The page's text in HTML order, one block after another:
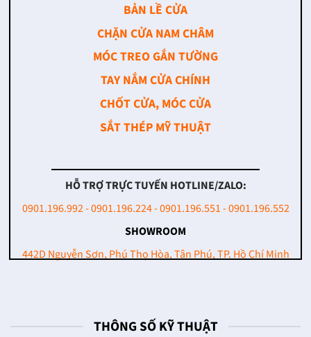
BẢN LỀ CỬA
CHẶN CỬA NAM CHÂM
MÓC TREO GẮN TƯỜNG
TAY NẮM CỬA CHÍNH
CHỐT CỬA, MÓC CỬA
SẮT THÉP MỸ THUẬT
HỖ TRỢ TRỰC TUYẾN HOTLINE/ZALO:
0901.196.992 - 0901.196.224 - 0901.196.551 - 0901.196.552
SHOWROOM
442D Nguyễn Sơn, Phú Thọ Hòa, Tân Phú, TP. Hồ Chí Minh
THÔNG SỐ KỸ THUẬT